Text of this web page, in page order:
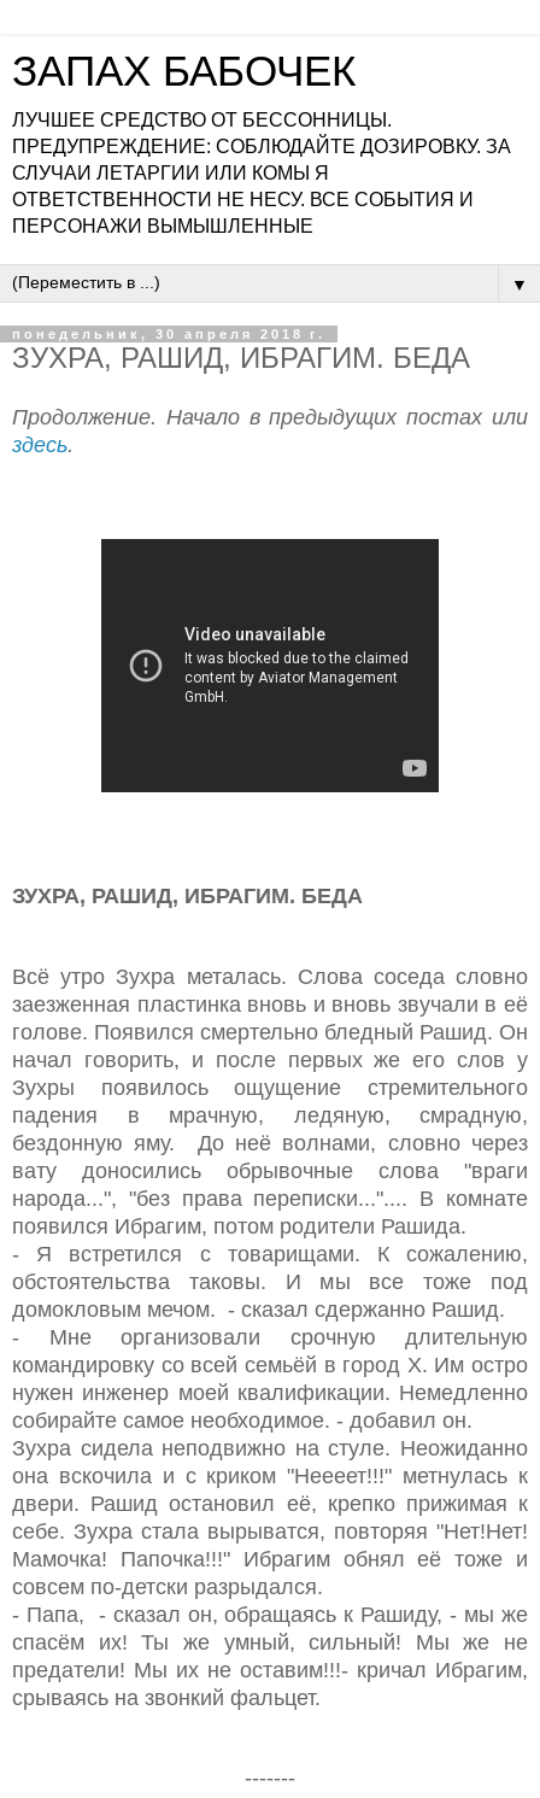
ЗАПАХ БАБОЧЕК
ЛУЧШЕЕ СРЕДСТВО ОТ БЕССОННИЦЫ.
ПРЕДУПРЕЖДЕНИЕ: СОБЛЮДАЙТЕ ДОЗИРОВКУ. ЗА
СЛУЧАИ ЛЕТАРГИИ ИЛИ КОМЫ Я
ОТВЕТСТВЕННОСТИ НЕ НЕСУ. ВСЕ СОБЫТИЯ И
ПЕРСОНАЖИ ВЫМЫШЛЕННЫЕ
▼
понедельник, 30 апреля 2018 г.
ЗУХРА, РАШИД, ИБРАГИМ. БЕДА
Продолжение. Начало в предыдущих постах или
здесь.
ЗУХРА, РАШИД, ИБРАГИМ. БЕДА
Всё утро Зухра металась. Слова соседа словно
заезженная пластинка вновь и вновь звучали в её
голове. Появился смертельно бледный Рашид. Он
начал говорить, и после первых же его слов у
Зухры появилось ощущение стремительного
падения в мрачную, ледяную, смрадную,
бездонную яму. До неё волнами, словно через
вату доносились обрывочные слова "враги
народа...", "без права переписки...".... В комнате
появился Ибрагим, потом родители Рашида.
- Я встретился с товарищами. К сожалению,
обстоятельства таковы. И мы все тоже под
домокловым мечом. - сказал сдержанно Рашид.
- Мне организовали срочную длительную
командировку со всей семьёй в город Х. Им остро
нужен инженер моей квалификации. Немедленно
собирайте самое необходимое. - добавил он.
Зухра сидела неподвижно на стуле. Неожиданно
она вскочила и с криком "Неееет!!!" метнулась к
двери. Рашид остановил её, крепко прижимая к
себе. Зухра стала вырыватся, повторяя "Нет!Нет!
Мамочка! Папочка!!!" Ибрагим обнял её тоже и
совсем по-детски разрыдался.
- Папа, - сказал он, обращаясь к Рашиду, - мы же
спасём их! Ты же умный, сильный! Мы же не
предатели! Мы их не оставим!!!- кричал Ибрагим,
срываясь на звонкий фальцет.
-------